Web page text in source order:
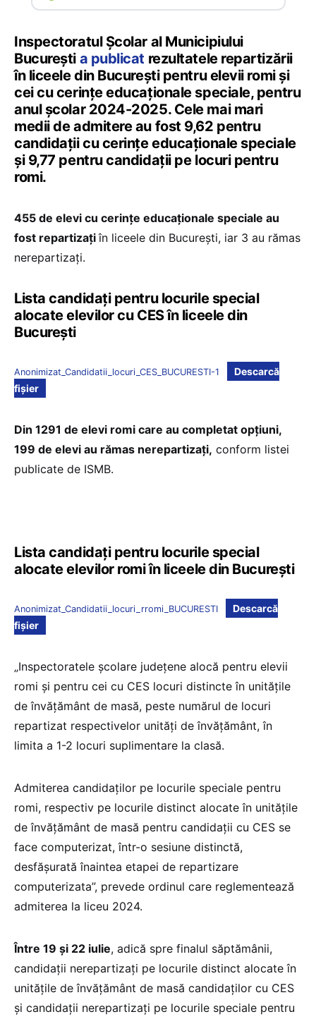
Inspectoratul Școlar al Municipiului
București a publicat rezultatele repartizării
în liceele din București pentru elevii romi și
cei cu cerințe educaționale speciale, pentru
anul școlar 2024-2025. Cele mai mari
medii de admitere au fost 9,62 pentru
candidații cu cerințe educaționale speciale
și 9,77 pentru candidații pe locuri pentru
romi.
455 de elevi cu cerințe educaționale speciale au
fost repartizațiîn liceele din București, iar 3 au rămas
nerepartizați.
Lista candidați pentru locurile special
alocate elevilor cu CES în liceele din
București
Anonimizat_Candidatii_locuri_CES_BUCURESTI-1
Descarcă
fișier
Din 1291 de elevi romi care au completat opțiuni,
199 de elevi au rămas nerepartizați, conform listei
publicate de ISMB.
Lista candidați pentru locurile special
alocate elevilor romi în liceele din București
Anonimizat_Candidatii_locuri_rromi_BUCURESTI
Descarcă
fișier
„Inspectoratele școlare județene alocă pentru elevii
romi și pentru cei cu CES locuri distincte în unitățile
de învățământ de masă, peste numărul de locuri
repartizat respectivelor unități de învățământ, în
limita a 1-2 locuri suplimentare la clasă.
Admiterea candidaților pe locurile speciale pentru
romi, respectiv pe locurile distinct alocate în unitățile
de învățământ de masă pentru candidații cu CES se
face computerizat, într-o sesiune distinctă,
desfășurată înaintea etapei de repartizare
computerizata”, prevede ordinul care reglementează
admiterea la liceu 2024.
Între 19 și 22 iulie, adică spre finalul săptămânii,
candidații nerepartizați pe locurile distinct alocate în
unitățile de învățământ de masă candidaților cu CES
și candidații nerepartizați pe locurile speciale pentru